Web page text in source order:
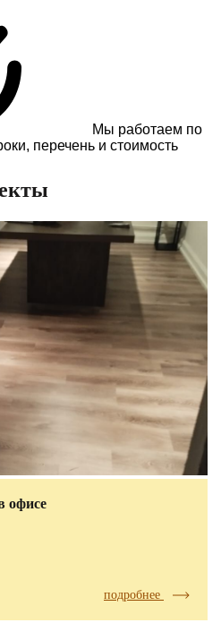
Мы работаем по
перечень и стоимость
офисе
подробнее